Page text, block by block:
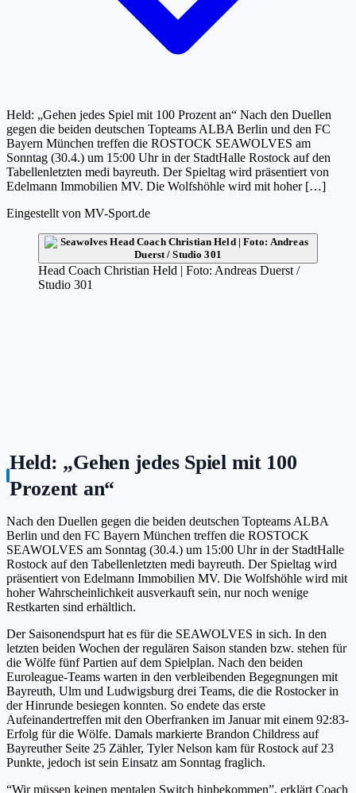
Held: „Gehen jedes Spiel mit 100 Prozent an“ Nach den Duellen
gegen die beiden deutschen Topteams ALBA Berlin und den FC
Bayern München treffen die ROSTOCK SEAWOLVES am
Sonntag (30.4.) um 15:00 Uhr in der StadtHalle Rostock auf den
Tabellenletzten medi bayreuth. Der Spieltag wird präsentiert von
Edelmann Immobilien MV. Die Wolfshöhle wird mit hoher […]
Eingestellt von MV-Sport.de
Head Coach Christian Held | Foto: Andreas Duerst /
Studio 301
Held: „Gehen jedes Spiel mit 100
Prozent an“
Nach den Duellen gegen die beiden deutschen Topteams ALBA
Berlin und den FC Bayern München treffen die ROSTOCK
SEAWOLVES am Sonntag (30.4.) um 15:00 Uhr in der StadtHalle
Rostock auf den Tabellenletzten medi bayreuth. Der Spieltag wird
präsentiert von Edelmann Immobilien MV. Die Wolfshöhle wird mit
hoher Wahrscheinlichkeit ausverkauft sein, nur noch wenige
Restkarten sind erhältlich.
Der Saisonendspurt hat es für die SEAWOLVES in sich. In den
letzten beiden Wochen der regulären Saison standen bzw. stehen für
die Wölfe fünf Partien auf dem Spielplan. Nach den beiden
Euroleague-Teams warten in den verbleibenden Begegnungen mit
Bayreuth, Ulm und Ludwigsburg drei Teams, die die Rostocker in
der Hinrunde besiegen konnten. So endete das erste
Aufeinandertreffen mit den Oberfranken im Januar mit einem 92:83-
Erfolg für die Wölfe. Damals markierte Brandon Childress auf
Bayreuther Seite 25 Zähler, Tyler Nelson kam für Rostock auf 23
Punkte, jedoch ist sein Einsatz am Sonntag fraglich.
“Wir müssen keinen mentalen Switch hinbekommen”, erklärt Coach